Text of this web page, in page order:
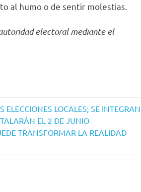
al humo o de sentir molestias.
electoral mediante el
ELECCIONES LOCALES; SE INTEGRAN
EL 2 DE JUNIO
TRANSFORMAR LA REALIDAD